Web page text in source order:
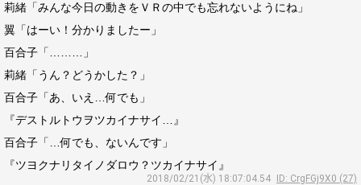
莉緒「みんな今日の動きをＶＲの中でも忘れないようにね」
翼「はーい！分かりましたー」
百合子「………」
莉緒「うん？どうかした？」
百合子「あ、いえ…何でも」
『デストルトウヲツカイナサイ…』
百合子「…何でも、ないんです」
『ツヨクナリタイノダロウ？ツカイナサイ』
2018/02/21(水) 18:07:04.54 ID: CrgFGj9X0 (27)